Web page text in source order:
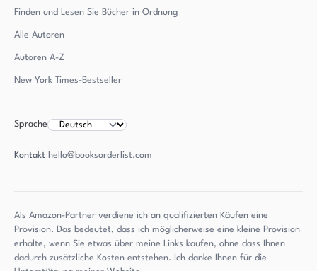
Finden und Lesen Sie Bücher in Ordnung
Alle Autoren
Autoren A-Z
New York Times-Bestseller
Sprache
Kontakt hello@booksorderlist.com
Als Amazon-Partner verdiene ich an qualifizierten Käufen eine
Provision. Das bedeutet, dass ich möglicherweise eine kleine Provision
erhalte, wenn Sie etwas über meine Links kaufen, ohne dass Ihnen
dadurch zusätzliche Kosten entstehen. Ich danke Ihnen für die